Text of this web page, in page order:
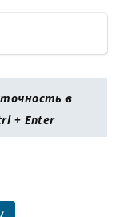
в
+ Enter